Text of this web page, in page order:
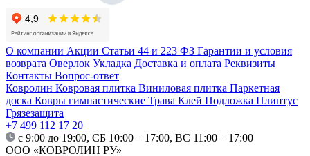
О компании Акции Статьи 44 и 223 ФЗ Гарантии и условия
возврата Оверлок Укладка Доставка и оплата Реквизиты
Контакты Вопрос-ответ
Ковролин Ковровая плитка Виниловая плитка Паркетная
доска Ковры гимнастические Трава Клей Подложка Плинтус
Грязезащита
+7 499 112 17 20
с 9:00 до 19:00, СБ 10:00 – 17:00, ВС 11:00 – 17:00
ООО «КОВРОЛИН РУ»